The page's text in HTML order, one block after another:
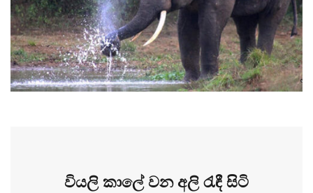
වියලි කාලේ වන අලි රැඳී සිටි